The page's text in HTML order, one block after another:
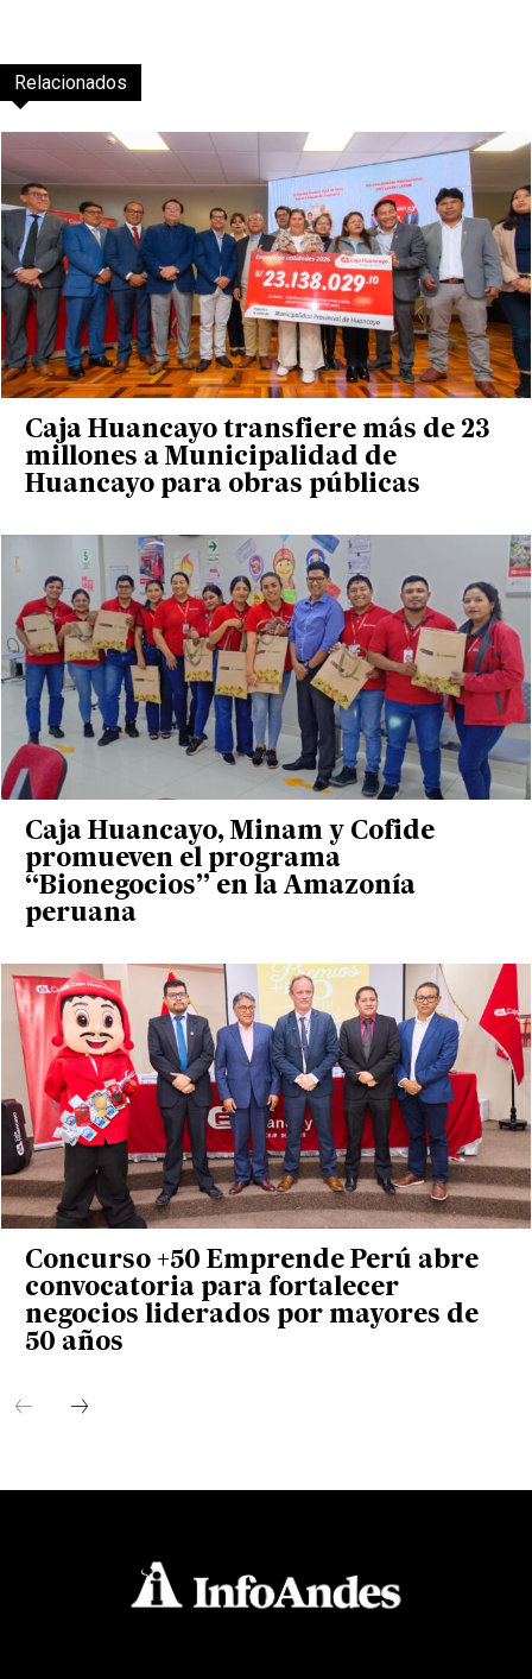
Relacionados
Caja Huancayo transfiere más de 23
millones a Municipalidad de
Huancayo para obras públicas
Caja Huancayo, Minam y Cofide
promueven el programa
“Bionegocios” en la Amazonía
peruana
Concurso +50 Emprende Perú abre
convocatoria para fortalecer
negocios liderados por mayores de
50 años